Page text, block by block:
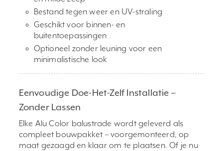
Bestand tegen weer en UV-straling
Geschikt voor binnen- en
buitentoepassingen
Optioneel zonder leuning voor een
minimalistische look
Eenvoudige Doe-Het-Zelf Installatie –
Zonder Lassen
Elke Alu Color balustrade wordt geleverd als
compleet bouwpakket – voorgemonteerd, op
maat gezaagd en klaar om te plaatsen. Of je nu